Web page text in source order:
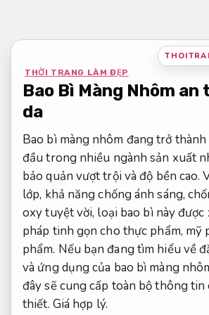
nội
THỜI TRANG LÀM ĐẸP
Bao Bì Màng Nhôm an
da
Bao bì màng nhôm đang trở
đầu trong nhiều ngành sản xuất
bảo quản vượt trội và độ bền cao.
lớp, khả năng chống ánh sáng,
oxy tuyệt vời, loại bao bì này được
pháp tinh gọn cho thực phẩm, mỹ
phẩm. Nếu bạn đang tìm hiểu về
và ứng dụng của bao bì màng
đây sẽ cung cấp toàn bộ thông tin
thiết. Giá hợp lý.